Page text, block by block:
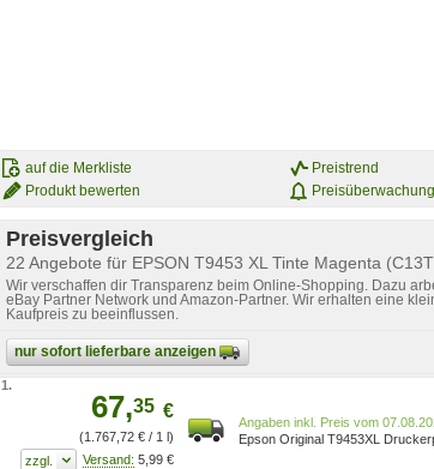
auf die Merkliste
Produkt bewerten
Preistrend
Preisüberwachung
Preisvergleich
22 Angebote für EPSON T9453 XL Tinte Magenta
Wir verschaffen dir Transparenz beim Online-Shopping. Dazu
eBay Partner Network und Amazon-Partner. Wir erhalten eine
Kaufpreis zu beeinflussen.
nur sofort lieferbare anzeigen
1.
67,35 €
(1.767,72 € / 1 l)
5,99 €
Preis vom
Epson Original T9453XL